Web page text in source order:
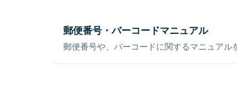
郵便番号・バーコードマニュアル
郵便番号や、バーコードに関するマニュアル